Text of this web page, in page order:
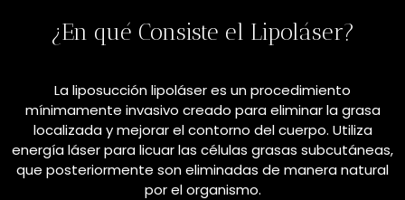
¿En qué Consiste el Lipoláser?
La liposucción lipoláser es un procedimiento
mínimamente invasivo creado para eliminar la grasa
localizada y mejorar el contorno del cuerpo. Utiliza
energía láser para licuar las células grasas subcutáneas,
que posteriormente son eliminadas de manera natural
por el organismo.